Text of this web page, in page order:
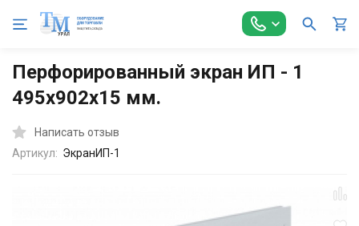
Главная Металлическая мебель Инструментальные шкафы
Перфорированный экран ИП - 1
495х902х15 мм.
Написать отзыв
Артикул: ЭкранИП-1